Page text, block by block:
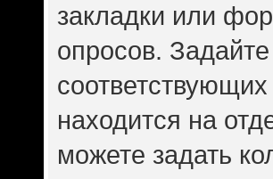
закладки или
опросов.
находится на
можете задать